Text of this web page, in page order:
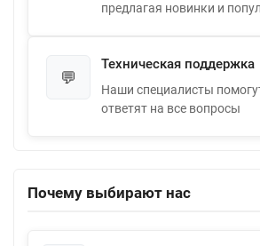
предлагая новинки и
💬
Техническая поддержка
Наши специалисты
ответят на все вопросы
Почему выбирают нас